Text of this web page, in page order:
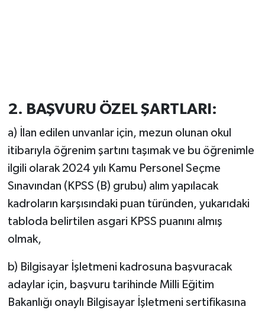
2. BAŞVURU ÖZEL ŞARTLARI:
a) İlan edilen unvanlar için, mezun olunan okul
itibarıyla öğrenim şartını taşımak ve bu öğrenimle
ilgili olarak 2024 yılı Kamu Personel Seçme
Sınavından (KPSS (B) grubu) alım yapılacak
kadroların karşısındaki puan türünden, yukarıdaki
tabloda belirtilen asgari KPSS puanını almış
olmak,
b) Bilgisayar İşletmeni kadrosuna başvuracak
adaylar için, başvuru tarihinde Milli Eğitim
Bakanlığı onaylı Bilgisayar İşletmeni sertifikasına